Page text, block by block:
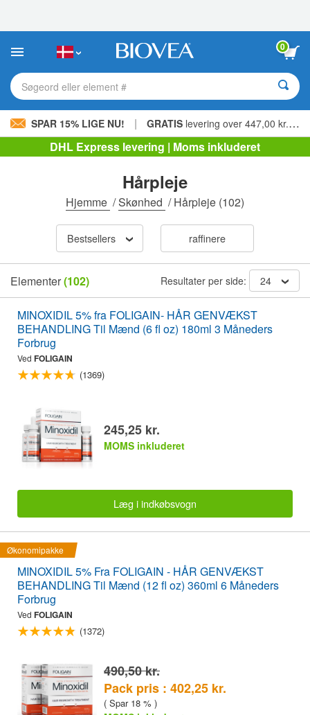
websted
0
Søgeord eller element #
SPAR 15% LIGE NU! | GRATIS levering over 447,00 kr. »
DHL Express levering | Moms inkluderet
Hårpleje
Hjemme /Skønhed /Hårpleje (102)
Bestsellers raffinere
Elementer(102) Resultater per side: 24
MINOXIDIL 5% fra FOLIGAIN- HÅR GENVÆKST
BEHANDLING Til Mænd (6 fl oz) 180ml 3 Måneders
Forbrug
Ved FOLIGAIN
(1369)
245,25 kr.
MOMS inkluderet
Læg i indkøbsvogn
Økonomipakke
MINOXIDIL 5% Fra FOLIGAIN - HÅR GENVÆKST
BEHANDLING Til Mænd (12 fl oz) 360ml 6 Måneders
Forbrug
Ved FOLIGAIN
(1372)
490,50 kr.
Pack pris : 402,25 kr.
( Spar 18 % )